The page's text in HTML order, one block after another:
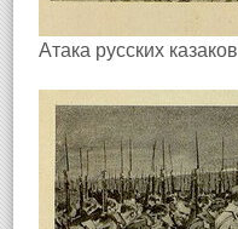
Атака русских казаков